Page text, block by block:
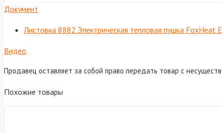
Документ
Листовка 8882 Электрическая тепловая пушка FoxHeat
Видео
Продавец оставляет за собой право передать товар с
Похожие товары